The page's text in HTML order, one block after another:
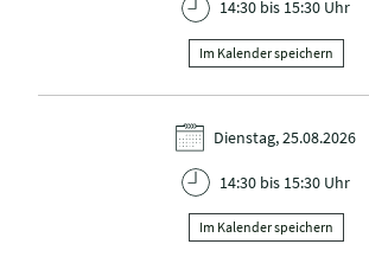
14:30 bis 15:30 Uhr
Im Kalender speichern
Dienstag, 25.08.2026
14:30 bis 15:30 Uhr
Im Kalender speichern